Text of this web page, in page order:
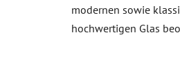
5
Sternen.
modernen sowie
hochwertigen Glas